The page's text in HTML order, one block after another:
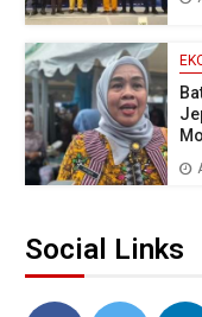
Social Links